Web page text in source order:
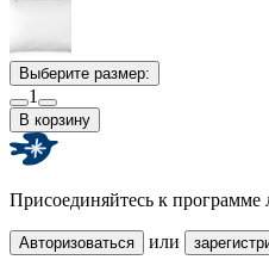
Выберите размер:
1
В корзину
Присоединяйтесь к
Авторизоваться или